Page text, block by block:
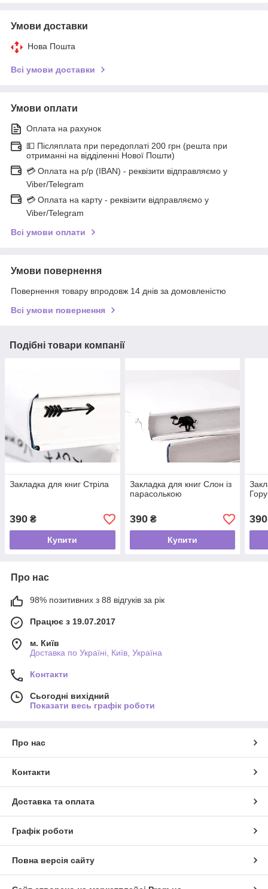
Умови доставки
Нова Пошта
Всі умови доставки
Умови оплати
Оплата на рахунок
💵 Післяплата при передоплаті 200 грн (решта при
отриманні на відділенні Нової Пошти)
💳 Оплата на р/р (IBAN) - реквізити відправляємо у
Viber/Telegram
💳 Оплата на карту - реквізити відправляємо у
Viber/Telegram
Всі умови оплати
Умови повернення
Повернення товару впродовж 14 днів за домовленістю
Всі умови повернення
Подібні товари компанії
Закладка для книг Стріла
390 ₴
Купити
Закладка для книг Слон із
парасолькою
390₴
Купити
Гору
390
Про нас
98% позитивних з 88 відгуків за рік
Працює з 19.07.2017
м. Київ
Доставка по Україні, Київ, Україна
Контакти
Сьогодні вихідний
Показати весь графік роботи
Про нас
Контакти
Доставка та оплата
Графік роботи
Повна версія сайту